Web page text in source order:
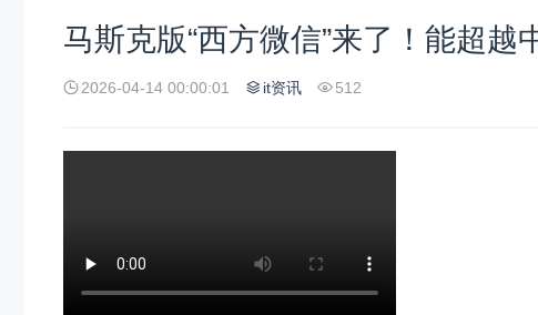
马斯克版“西方微信”来了！能超
2026-04-14 00:00:01 it资讯 512